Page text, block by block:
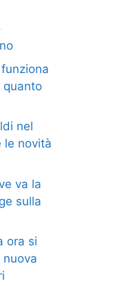
quanto
nel
le novità
va la
sulla
ora si